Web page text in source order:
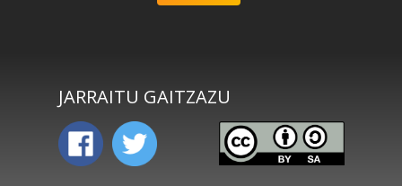
JARRAITU GAITZAZU